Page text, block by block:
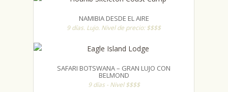
NAMIBIA DESDE EL AIRE
9 días. Lujo. Nivel de precio: $$$$
SAFARI BOTSWANA – GRAN LUJO CON
BELMOND
9 días - Nivel $$$$